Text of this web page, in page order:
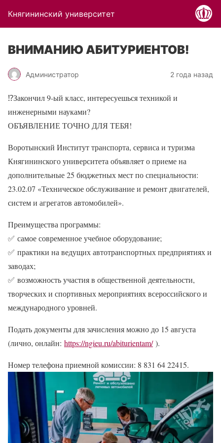
Княгининский университет
ВНИМАНИЮ АБИТУРИЕНТОВ!
Администратор 2 года назад
⁉Закончил 9-ый класс, интересуешься техникой и
инженерными науками?
ОБЪЯВЛЕНИЕ ТОЧНО ДЛЯ ТЕБЯ!
Воротынский Институт транспорта, сервиса и туризма
Княгининского университета объявляет о приеме на
дополнительные 25 бюджетных мест по специальности:
23.02.07 «Техническое обслуживание и ремонт двигателей,
систем и агрегатов автомобилей».
Преимущества программы:
✅ самое современное учебное оборудование;
✅ практики на ведущих автотранспортных предприятиях и
заводах;
✅ возможность участия в общественной деятельности,
творческих и спортивных мероприятиях всероссийского и
международного уровней.
Подать документы для зачисления можно до 15 августа
(лично, онлайн: https://ngieu.ru/abiturientam/).
Номер телефона приемной комиссии: 8 831 64 22415.